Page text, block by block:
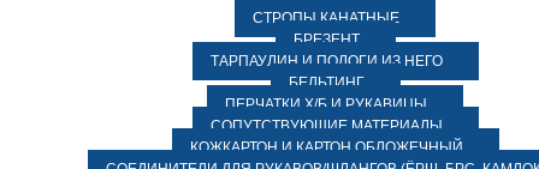
СТРОПЫ КАНАТНЫЕ
БРЕЗЕНТ
ТАРПАУЛИН И ПОЛОГИ ИЗ НЕГО
БЕЛЬТИНГ
ПЕРЧАТКИ Х/Б И РУКАВИЦЫ
СОПУТСТВУЮЩИЕ МАТЕРИАЛЫ
КОЖКАРТОН И КАРТОН ОБЛОЖЕЧНЫЙ